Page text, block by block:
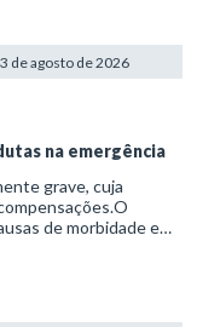
de agosto de 2026
na emergência
grave, cuja
de morbidade e